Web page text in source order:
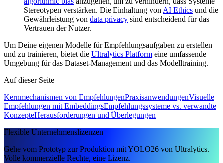
Stereotypen verstärken. Die Einhaltung von AI Ethics und die
Gewährleistung von data privacy sind entscheidend für das
Vertrauen der Nutzer.
Um Deine eigenen Modelle für Empfehlungsaufgaben zu erstellen
und zu trainieren, bietet die Ultralytics Platform eine umfassende
Umgebung für das Dataset-Management und das Modelltraining.
Auf dieser Seite
Kernmechanismen von EmpfehlungenPraxisanwendungenVisuelle
Empfehlungen mit EmbeddingsEmpfehlungssysteme vs. verwandte
KonzepteHerausforderungen und Überlegungen
Flexible Unternehmenslizenzen
Gehe vom Prototyp zur Produktion mit YOLO26 von Ultralytics.
Volle kommerzielle Rechte, eine Lizenz.